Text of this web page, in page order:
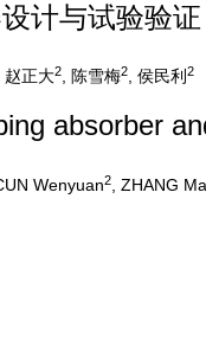
计与试验验证
赵正大2, 陈雪梅2, 侯民利 2
absorber
Wenyuan2 , ZHANG